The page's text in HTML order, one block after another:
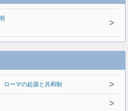
>
ーマの起源と共和制 >
>